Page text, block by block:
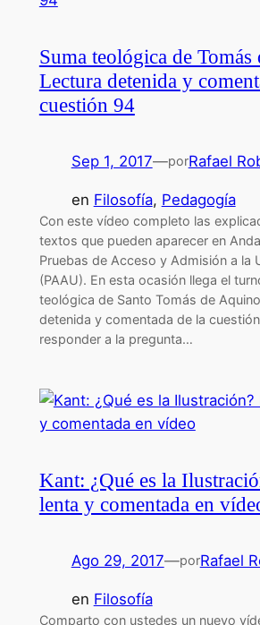
Suma teológica de
Lectura detenida y
cuestión 94
Sep 1, 2017—porRafael
en Filosofía, Pedagogía
Con este vídeo completo las
textos que pueden aparecer en
Pruebas de Acceso y Admisión a la
(PAAU). En esta ocasión llega el
teológica de Santo Tomás de
detenida y comentada de la
responder a la pregunta…
Kant: ¿Qué es la
lenta y comentada en
Ago 29, 2017—porRafael
en Filosofía
Comparto con ustedes un nuevo